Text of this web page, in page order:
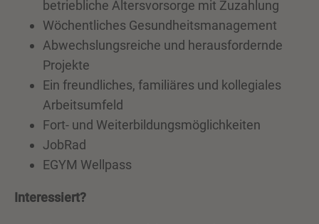
betriebliche Altersvorsorge mit Zuzahlung
Wöchentliches Gesundheitsmanagement
Abwechslungsreiche und herausfordernde
Projekte
Ein freundliches, familiäres und kollegiales
Arbeitsumfeld
Fort- und Weiterbildungsmöglichkeiten
JobRad
EGYM Wellpass
Interessiert?